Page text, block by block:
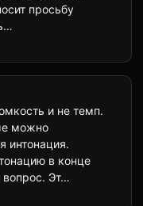
просьбу
и не темп.
можно
интонация.
в конце
Эт…